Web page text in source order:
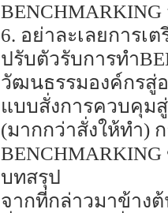
6. อย่าละเลยการเ
ปรับตัวรับการทำ
วัฒนธรรมองค์กรสู่
แบบสั่งการควบคุม
(มากกว่าสั่งให้ทำ)
บทสรุป
จากที่กล่าวมาข้างต้